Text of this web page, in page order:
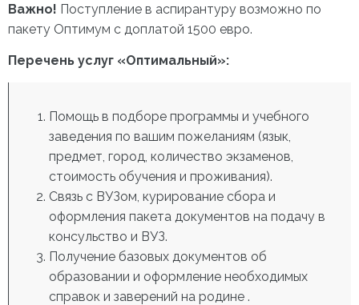
Важно! Поступление в аспирантуру возможно по
пакету Оптимум с доплатой 1500 евро.
Перечень услуг «Оптимальный»:
Помощь в подборе программы и учебного
заведения по вашим пожеланиям (язык,
предмет, город, количество экзаменов,
стоимость обучения и проживания).
Связь с ВУЗом, курирование сбора и
оформления пакета документов на подачу в
консульство и ВУЗ.
Получение базовых документов об
образовании и оформление необходимых
справок и заверений на родине .